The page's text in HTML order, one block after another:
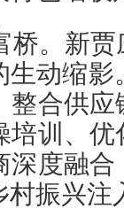
桥。新
生动缩
整合供
培训、
深度融
振兴注